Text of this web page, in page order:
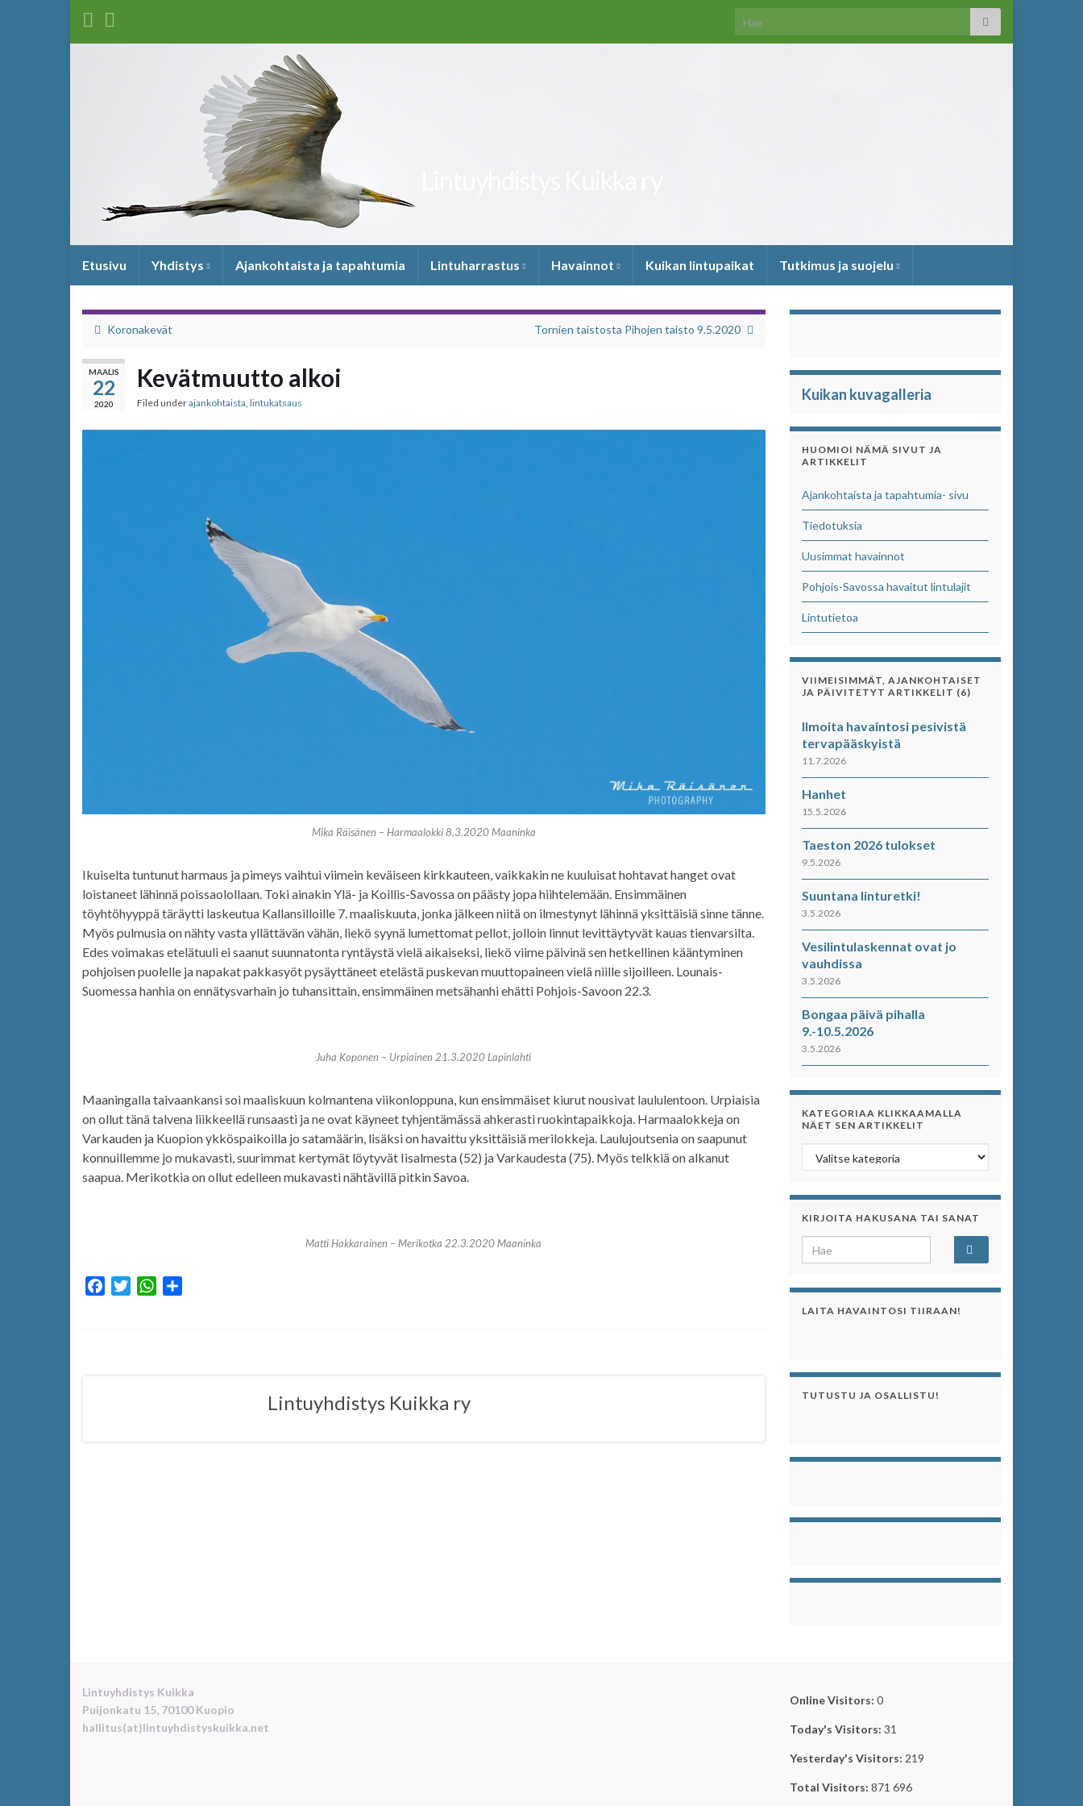
Search for:
Etusivu Yhdistys Ajankohtaista ja tapahtumia Lintuharrastus Havainnot Kuikan lintupaikat Tutkimus ja suojelu
Koronakevät Tornien taistosta Pihojen taisto 9.5.2020
MAALIS
22
2020
Kevätmuutto alkoi
Filed underajankohtaista, lintukatsaus
Mika Räisänen – Harmaalokki 8.3.2020 Maaninka
Ikuiselta tuntunut harmaus ja pimeys vaihtui viimein keväiseen kirkkauteen, vaikkakin ne kuuluisat hohtavat hanget ovat
loistaneet lähinnä poissaolollaan. Toki ainakin Ylä- ja Koillis-Savossa on päästy jopa hiihtelemään. Ensimmäinen
töyhtöhyyppä täräytti laskeutua Kallansilloille 7. maaliskuuta, jonka jälkeen niitä on ilmestynyt lähinnä yksittäisiä sinne tänne.
Myös pulmusia on nähty vasta yllättävän vähän, liekö syynä lumettomat pellot, jolloin linnut levittäytyvät kauas tienvarsilta.
Edes voimakas etelätuuli ei saanut suunnatonta ryntäystä vielä aikaiseksi, liekö viime päivinä sen hetkellinen kääntyminen
pohjoisen puolelle ja napakat pakkasyöt pysäyttäneet etelästä puskevan muuttopaineen vielä niille sijoilleen. Lounais-
Suomessa hanhia on ennätysvarhain jo tuhansittain, ensimmäinen metsähanhi ehätti Pohjois-Savoon 22.3.
Juha Koponen – Urpiainen 21.3.2020 Lapinlahti
Maaningalla taivaankansi soi maaliskuun kolmantena viikonloppuna, kun ensimmäiset kiurut nousivat laululentoon. Urpiaisia
on ollut tänä talvena liikkeellä runsaasti ja ne ovat käyneet tyhjentämässä ahkerasti ruokintapaikkoja. Harmaalokkeja on
Varkauden ja Kuopion ykköspaikoilla jo satamäärin, lisäksi on havaittu yksittäisiä merilokkeja. Laulujoutsenia on saapunut
konnuillemme jo mukavasti, suurimmat kertymät löytyvät Iisalmesta (52) ja Varkaudesta (75). Myös telkkiä on alkanut
saapua. Merikotkia on ollut edelleen mukavasti nähtävillä pitkin Savoa.
Matti Hakkarainen – Merikotka 22.3.2020 Maaninka
W
Lintuyhdistys Kuikka ry
Kuikan kuvagalleria
HUOMIOI NÄMÄ SIVUT JA
ARTIKKELIT
Ajankohtaista ja tapahtumia- sivu
Tiedotuksia
Uusimmat havainnot
Pohjois-Savossa havaitut lintulajit
Lintutietoa
VIIMEISIMMÄT, AJANKOHTAISET
JA PÄIVITETYT ARTIKKELIT (6)
Ilmoita havaintosi pesivistä
tervapääskyistä
11.7.2026
Hanhet
15.5.2026
Taeston 2026 tulokset
9.5.2026
Suuntana linturetki!
3.5.2026
Vesilintulaskennat ovat jo
vauhdissa
3.5.2026
Bongaa päivä pihalla
9.-10.5.2026
3.5.2026
KATEGORIAA KLIKKAAMALLA
NÄET SEN ARTIKKELIT
Kategoriaa klikkaamalla näet sen artikkelit
KIRJOITA HAKUSANA TAI SANAT
Search for:
LAITA HAVAINTOSI TIIRAAN!
TUTUSTU JA OSALLISTU!
Lintuyhdistys Kuikka
Puijonkatu 15, 70100 Kuopio
hallitus(at)lintuyhdistyskuikka.net
Online Visitors: 0
Today's Visitors: 31
Yesterday's Visitors: 219
Total Visitors: 871 696